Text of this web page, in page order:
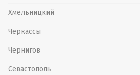
Хмельницкий
Черкассы
Чернигов
Севастополь